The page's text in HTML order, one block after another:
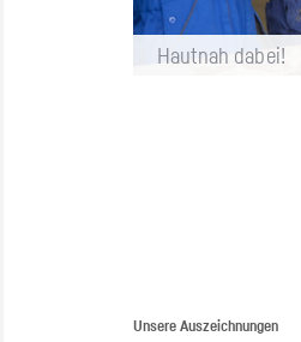
Haut­nah dabei!
Unsere Auszeichnungen